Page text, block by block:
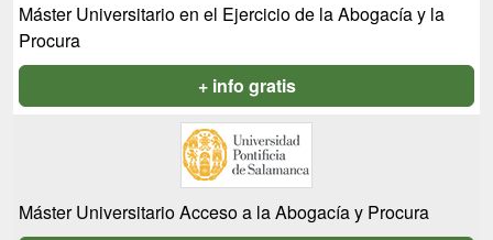
Máster Universitario en el Ejercicio de la Abogacía y la
Procura
+ info gratis
Máster Universitario Acceso a la Abogacía y Procura